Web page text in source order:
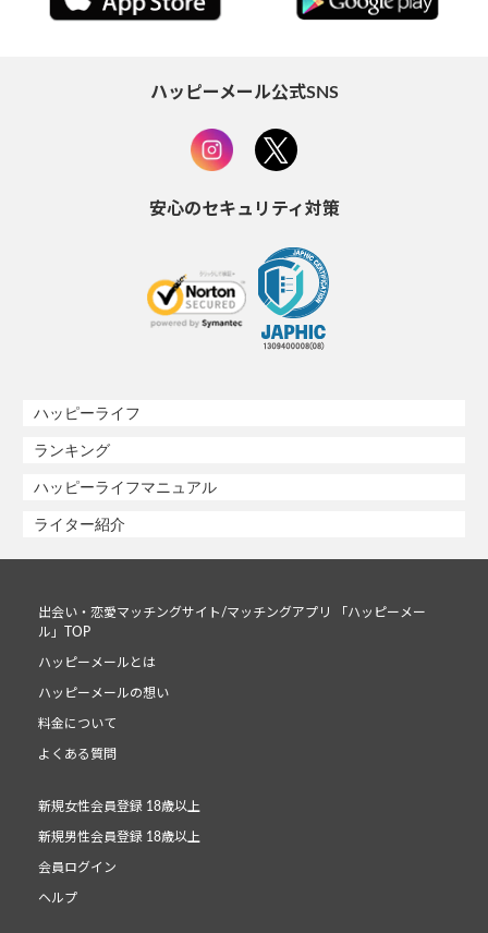
ハッピーメール公式SNS
安心のセキュリティ対策
ハッピーライフ
ランキング
ハッピーライフマニュアル
ライター紹介
出会い・恋愛マッチングサイト/マッチングアプリ 「ハッピーメー
ル」TOP
ハッピーメールとは
ハッピーメールの想い
料金について
よくある質問
新規女性会員登録 18歳以上
新規男性会員登録 18歳以上
会員ログイン
ヘルプ